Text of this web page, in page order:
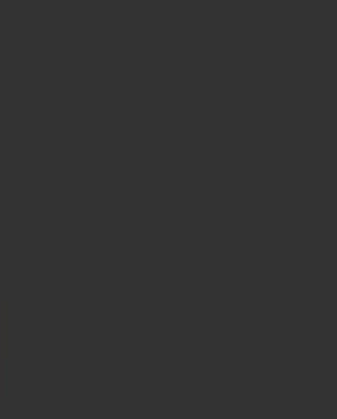
EYELASH GROWTH SERUM アイラッシュセラ